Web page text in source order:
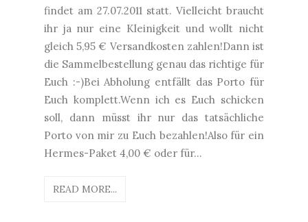
findet am 27.07.2011 statt. Vielleicht braucht
ihr ja nur eine Kleinigkeit und wollt nicht
gleich 5,95 € Versandkosten zahlen!Dann ist
die Sammelbestellung genau das richtige für
Euch :-)Bei Abholung entfällt das Porto für
Euch komplett.Wenn ich es Euch schicken
soll, dann müsst ihr nur das tatsächliche
Porto von mir zu Euch bezahlen!Also für ein
Hermes-Paket 4,00 € oder für...
READ MORE...